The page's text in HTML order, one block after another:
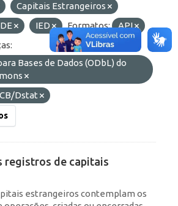
Capitais Estrangeiros
IED Formatos:
API
Bases de Dados (ODbL) do
Dstat
registros de capitais
estrangeiros contemplam os